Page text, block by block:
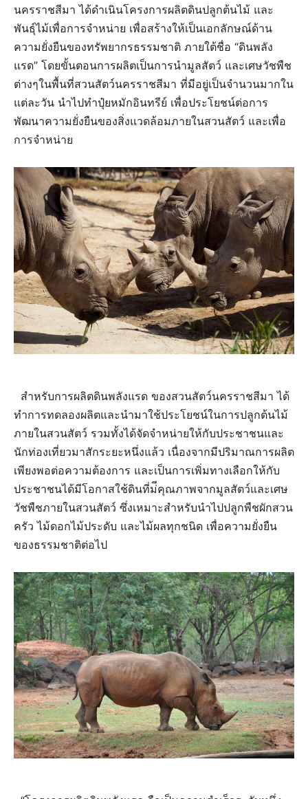
นครราชสีมา ได้ดำเนินโครงการผลิตดินปลูกต้นไม้ และ
พันธุ์ไม้เพื่อการจำหน่าย เพื่อสร้างให้เป็นเอกลักษณ์ด้าน
ความยั่งยืนของทรัพยากรธรรมชาติ ภายใต้ชื่อ “ดินพลัง
แรด” โดยขั้นตอนการผลิตเป็นการนำมูลสัตว์ และเศษวัชพืช
ต่างๆในพื้นที่สวนสัตว์นครราชสีมา ที่มีอยู่เป็นจำนวนมากใน
แต่ละวัน นำไปทำปุ๋ยหมักอินทรีย์ เพื่อประโยชน์ต่อการ
พัฒนาความยั่งยืนของสิ่งแวดล้อมภายในสวนสัตว์ และเพื่อ
การจำหน่าย
สำหรับการผลิตดินพลังแรด ของสวนสัตว์นครราชสีมา ได้
ทำการทดลองผลิตและนำมาใช้ประโยชน์ในการปลูกต้นไม้
ภายในสวนสัตว์ รวมทั้งได้จัดจำหน่ายให้กับประชาชนและ
นักท่องเที่ยวมาสักระยะหนึ่งแล้ว เนื่องจากมีปริมาณการผลิต
เพียงพอต่อความต้องการ และเป็นการเพิ่มทางเลือกให้กับ
ประชาชนได้มีโอกาสใช้ดินที่ม่ีคุณภาพจากมูลสัตว์และเศษ
วัชพืชภายในสวนสัตว์ ซึ่งเหมาะสำหรับนำไปปลูกพืชผักสวน
ครัว ไม้ดอกไม้ประดับ และไม้ผลทุกชนิด เพื่อความยั่งยืน
ของธรรมชาติต่อไป